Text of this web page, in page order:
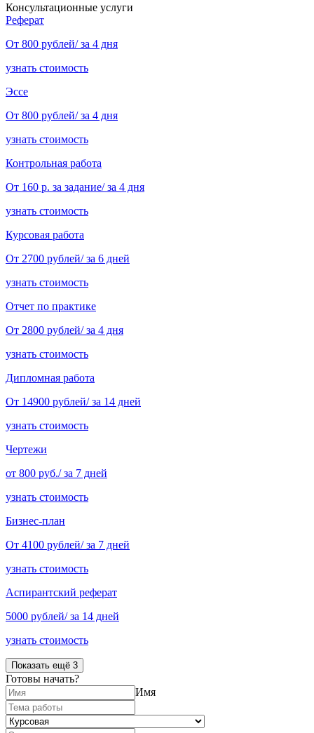
Консультационные услуги
Реферат
От 800 рублей/ за 4 дня
узнать стоимость
Эссе
От 800 рублей/ за 4 дня
узнать стоимость
Контрольная работа
От 160 р. за задание/ за 4 дня
узнать стоимость
Курсовая работа
От 2700 рублей/ за 6 дней
узнать стоимость
Отчет по практике
От 2800 рублей/ за 4 дня
узнать стоимость
Дипломная работа
От 14900 рублей/ за 14 дней
узнать стоимость
Чертежи
от 800 руб./ за 7 дней
узнать стоимость
Бизнес-план
От 4100 рублей/ за 7 дней
узнать стоимость
Аспирантский реферат
5000 рублей/ за 14 дней
узнать стоимость
Показать ещё 3
Готовы начать?
Имя